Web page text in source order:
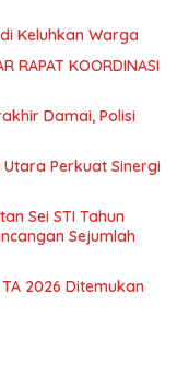
Keluhkan Warga
RAPAT KOORDINASI
Damai, Polisi
Perkuat Sinergi
Sei STI Tahun
Sejumlah
2026 Ditemukan